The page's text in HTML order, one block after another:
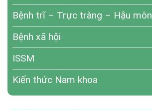
Bệnh trĩ – Trực tràng – Hậu môn
Bệnh xã hội
ISSM
Kiến thức Nam khoa